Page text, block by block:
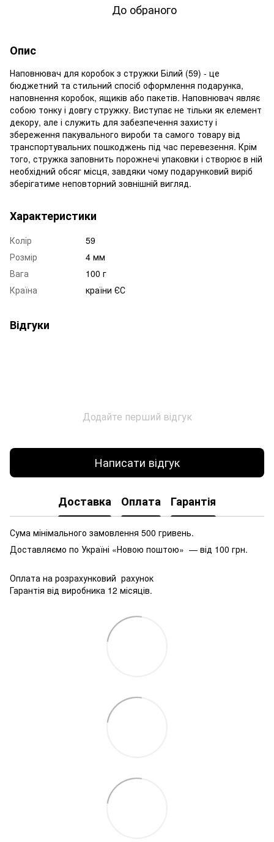
До обраного
Опис
Наповнювач для коробок з стружки Білий (59) - це
бюджетний та стильний спосіб оформлення подарунка,
наповнення коробок, ящиків або пакетів. Наповнювач являє
собою тонку і довгу стружку. Виступає не тільки як елемент
декору, але і служить для забезпечення захисту і
збереження пакувального вироби та самого товару від
транспортувальних пошкоджень під час перевезення. Крім
того, стружка заповнить порожнечі упаковки і створює в ній
необхідний обсяг місця, завдяки чому подарунковий виріб
зберігатиме неповторний зовнішній вигляд.
Характеристики
Колір
59
Розмір
4 мм
Вага
100 г
Країна
країни ЄС
Відгуки
Додайте перший відгук
Написати відгук
Доставка Оплата Гарантія
Сума мінімального замовлення 500 гривень.
Доставляємо по Україні «Новою поштою» — від 100 грн.
Оплата на розрахунковий рахунок
Гарантія від виробника 12 місяців.